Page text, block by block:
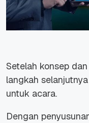
Setelah konsep
langkah
untuk acara.
Dengan